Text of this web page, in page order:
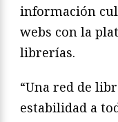
información
webs con la
librerías.
“Una red de
estabilidad a